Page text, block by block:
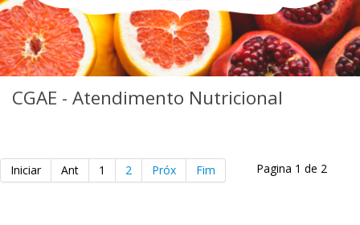
CGAE - Atendimento Nutricional
Pagina 1 de 2
Iniciar Ant 1 2 Próx Fim